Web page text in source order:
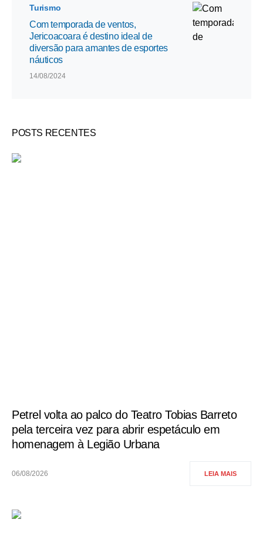
Turismo
Com temporada de ventos,
Jericoacoara é destino ideal de
diversão para amantes de esportes
náuticos
14/08/2024
POSTS RECENTES
Petrel volta ao palco do Teatro Tobias Barreto
pela terceira vez para abrir espetáculo em
homenagem à Legião Urbana
06/08/2026 LEIA MAIS